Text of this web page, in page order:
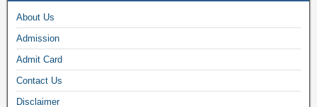
About Us
Admission
Admit Card
Contact Us
Disclaimer